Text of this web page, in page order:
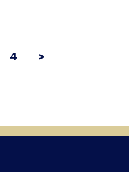
4 >